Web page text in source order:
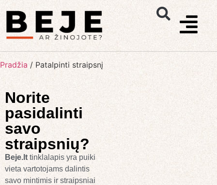
Pradžia / Patalpinti straipsnį
Norite
pasidalinti
savo
straipsnių?
Beje.lt tinklalapis yra puiki
vieta vartotojams dalintis
savo mintimis ir straipsniai